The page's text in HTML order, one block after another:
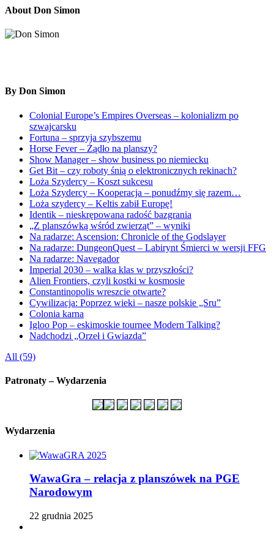
About Don Simon
By Don Simon
Colonial Europe’s Empires Overseas – kolonializm po
szwajcarsku
Fortuna – sprzyja szybszemu
Horse Fever – Żądło na planszy?
Show Manager – show business po niemiecku
Get Bit – czy roboty śnią o elektronicznych rekinach?
Loża Szydercy – Koszt sukcesu
Loża Szydercy – Kooperacja – ponudźmy się razem…
Loża szydercy – Keltis zabił Europę!
Identik – nieskrępowana radość bazgrania
„Z planszówką wśród zwierząt” – wyniki
Na radarze: Ascension: Chronicle of the Godslayer
Na radarze: DungeonQuest – Labirynt Śmierci w wersji FFG
Na radarze: Navegador
Imperial 2030 – walka klas w przyszłości?
Alien Frontiers, czyli kostki w kosmosie
Constantinopolis wreszcie otwarte?
Cywilizacja: Poprzez wieki – nasze polskie „Sru”
Colonia karna
Igloo Pop – eskimoskie tournee Modern Talking?
Nadchodzi „Orzeł i Gwiazda”
All (59)
Patronaty – Wydarzenia
Wydarzenia
WawaGra – relacja z planszówek na PGE
Narodowym
22 grudnia 2025